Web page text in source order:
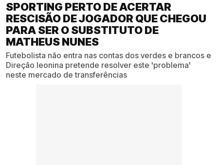
SPORTING PERTO DE ACERTAR
RESCISÃO DE JOGADOR QUE CHEGOU
PARA SER O SUBSTITUTO DE
MATHEUS NUNES
Futebolista não entra nas contas dos verdes e brancos e
Direção leonina pretende resolver este 'problema'
neste mercado de transferências